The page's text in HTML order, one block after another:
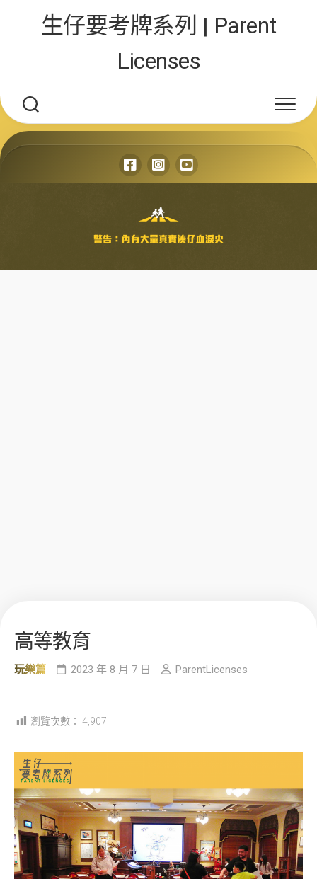
生仔要考牌系列 | Parent
Licenses
高等教育
玩樂篇 2023 年 8 月 7 日 ParentLicenses
瀏覽次數： 4,907